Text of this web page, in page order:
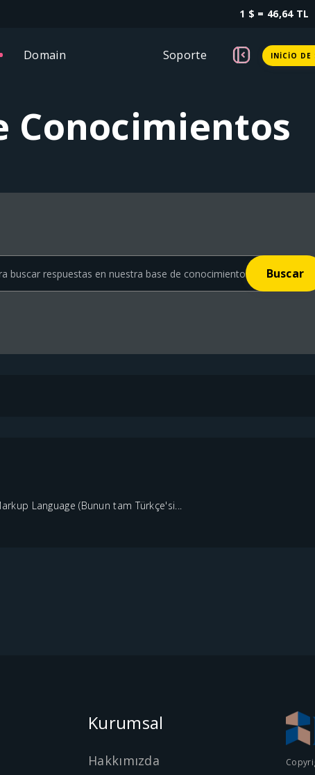
1 $ = 46,64 TL
Domain Soporte INICIO DE
Conocimientos
Language (Bunun tam Türkçe'si...
Kurumsal
Hakkımızda